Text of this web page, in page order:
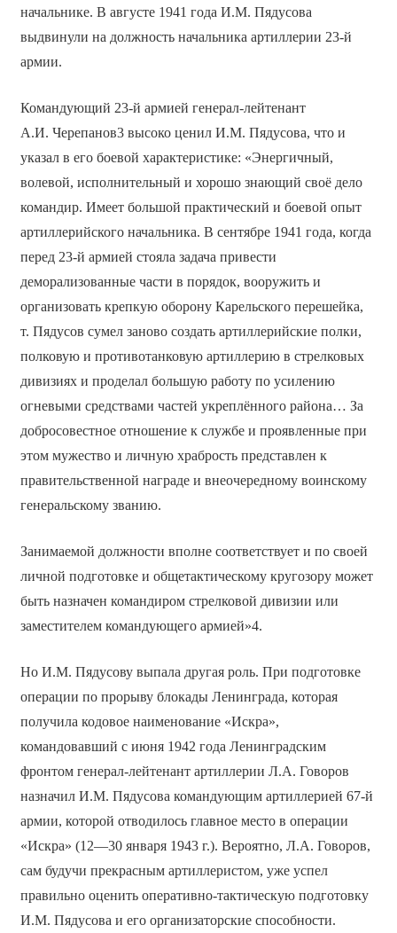
начальнике. В августе 1941 года И.М. Пядусова
выдвинули на должность начальника артиллерии 23-й
армии.
Командующий 23-й армией генерал-лейтенант
А.И. Черепанов3 высоко ценил И.М. Пядусова, что и
указал в его боевой характеристике: «Энергичный,
волевой, исполнительный и хорошо знающий своё дело
командир. Имеет большой практический и боевой опыт
артиллерийского начальника. В сентябре 1941 года, когда
перед 23-й армией стояла задача привести
деморализованные части в порядок, вооружить и
организовать крепкую оборону Карельского перешейка,
т. Пядусов сумел заново создать артиллерийские полки,
полковую и противотанковую артиллерию в стрелковых
дивизиях и проделал большую работу по усилению
огневыми средствами частей укреплённого района… За
добросовестное отношение к службе и проявленные при
этом мужество и личную храбрость представлен к
правительственной награде и внеочередному воинскому
генеральскому званию.
Занимаемой должности вполне соответствует и по своей
личной подготовке и общетактическому кругозору может
быть назначен командиром стрелковой дивизии или
заместителем командующего армией»4.
Но И.М. Пядусову выпала другая роль. При подготовке
операции по прорыву блокады Ленинграда, которая
получила кодовое наименование «Искра»,
командовавший с июня 1942 года Ленинградским
фронтом генерал-лейтенант артиллерии Л.А. Говоров
назначил И.М. Пядусова командующим артиллерией 67-й
армии, которой отводилось главное место в операции
«Искра» (12—30 января 1943 г.). Вероятно, Л.А. Говоров,
сам будучи прекрасным артиллеристом, уже успел
правильно оценить оперативно-тактическую подготовку
И.М. Пядусова и его организаторские способности.